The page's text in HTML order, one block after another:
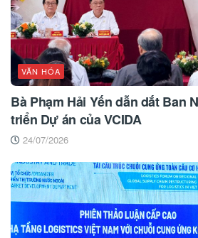
VĂN HÓA
Bà Phạm Hải Yến dẫn dắt Ban
triển Dự án của VCIDA
24/07/2026